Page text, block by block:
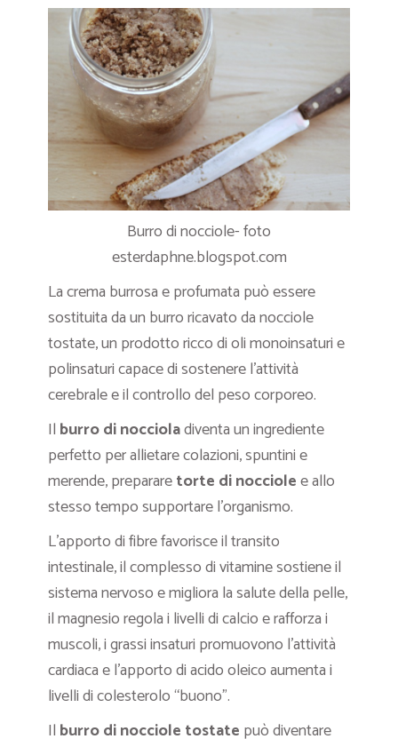
Burro di nocciole- foto
esterdaphne.blogspot.com
La crema burrosa e profumata può essere
sostituita da un burro ricavato da nocciole
tostate, un prodotto ricco di oli monoinsaturi e
polinsaturi capace di sostenere l’attività
cerebrale e il controllo del peso corporeo.
Il burro di noccioladiventa un ingrediente
perfetto per allietare colazioni, spuntini e
merende, prepararetorte di nocciolee allo
stesso tempo supportare l’organismo.
L’apporto di fibre favorisce il transito
intestinale, il complesso di vitamine sostiene il
sistema nervoso e migliora la salute della pelle,
il magnesio regola i livelli di calcio e rafforza i
muscoli, i grassi insaturi promuovono l’attività
cardiaca e l’apporto di acido oleico aumenta i
livelli di colesterolo “buono”.
Il burro di nocciole tostate può diventare